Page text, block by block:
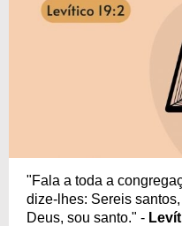
"Fala a toda a
dize-lhes: Sereis
Deus, sou santo." -